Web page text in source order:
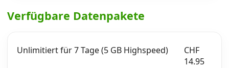
Verfügbare Datenpakete
Unlimitiert für 7 Tage (5 GB Highspeed)
CHF
14.95